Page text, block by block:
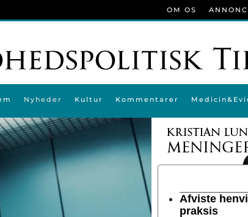
Nyheder Kultur Kommentarer
OM OS
Afviste
praksis